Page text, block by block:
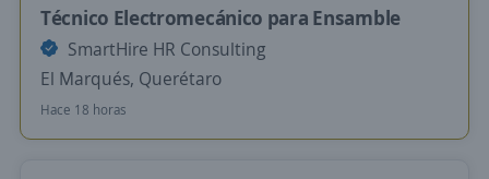
Técnico Electromecánico para Ensamble
SmartHire HR Consulting
El Marqués, Querétaro
Hace 18 horas